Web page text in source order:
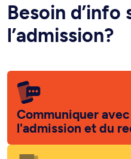
Besoin d’info
l’admission?
Communiquer
l'admission et du